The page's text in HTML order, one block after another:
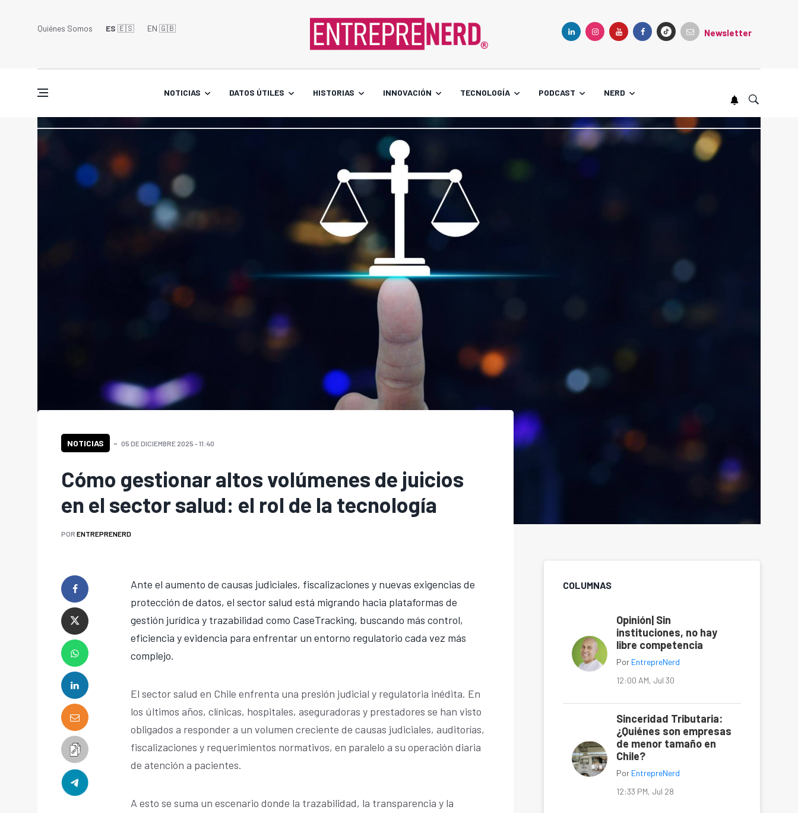
Quiénes Somos ES 🇪🇸 EN 🇬🇧󠁢󠁥󠁮󠁧󠁿 Newsletter
NOTICIAS DATOS ÚTILES HISTORIAS INNOVACIÓN TECNOLOGÍA PODCAST NERD
NOTICIAS 05 DE DICIEMBRE 2025 - 11:40
Cómo gestionar altos volúmenes de juicios
en el sector salud: el rol de la tecnología
POR ENTREPRENERD
Ante el aumento de causas judiciales, fiscalizaciones y nuevas exigencias de
protección de datos, el sector salud está migrando hacia plataformas de
gestión jurídica y trazabilidad como CaseTracking, buscando más control,
eficiencia y evidencia para enfrentar un entorno regulatorio cada vez más
complejo.
El sector salud en Chile enfrenta una presión judicial y regulatoria inédita. En
los últimos años, clínicas, hospitales, aseguradoras y prestadores se han visto
obligados a responder a un volumen creciente de causas judiciales, auditorías,
fiscalizaciones y requerimientos normativos, en paralelo a su operación diaria
de atención a pacientes.
A esto se suma un escenario donde la trazabilidad, la transparencia y la
COLUMNAS
Opinión| Sin
instituciones, no hay
libre competencia
Por EntrepreNerd
12:00 AM, Jul 30
Sinceridad Tributaria:
¿Quiénes son empresas
de menor tamaño en
Chile?
Por EntrepreNerd
12:33 PM, Jul 28